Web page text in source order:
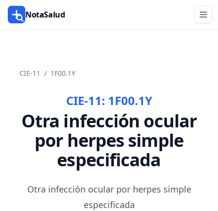
NotaSalud
CIE-11 / 1F00.1Y
CIE-11: 1F00.1Y
Otra infección ocular
por herpes simple
especificada
Otra infección ocular por herpes simple
especificada